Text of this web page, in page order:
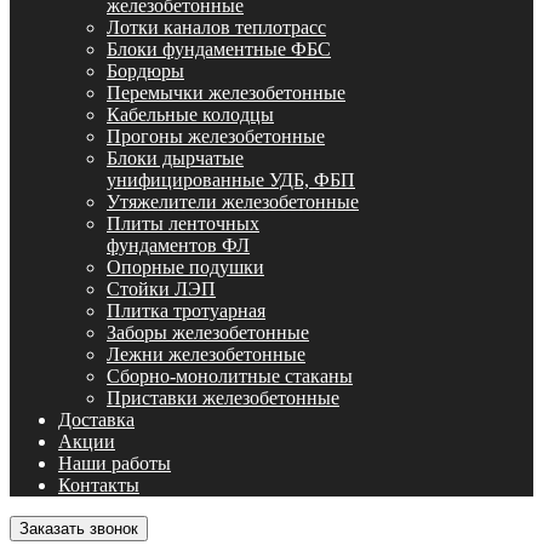
железобетонные
Лотки каналов теплотрасс
Блоки фундаментные ФБС
Бордюры
Перемычки железобетонные
Кабельные колодцы
Прогоны железобетонные
Блоки дырчатые
унифицированные УДБ, ФБП
Утяжелители железобетонные
Плиты ленточных
фундаментов ФЛ
Опорные подушки
Стойки ЛЭП
Плитка тротуарная
Заборы железобетонные
Лежни железобетонные
Сборно-монолитные стаканы
Приставки железобетонные
Доставка
Акции
Наши работы
Контакты
Заказать звонок